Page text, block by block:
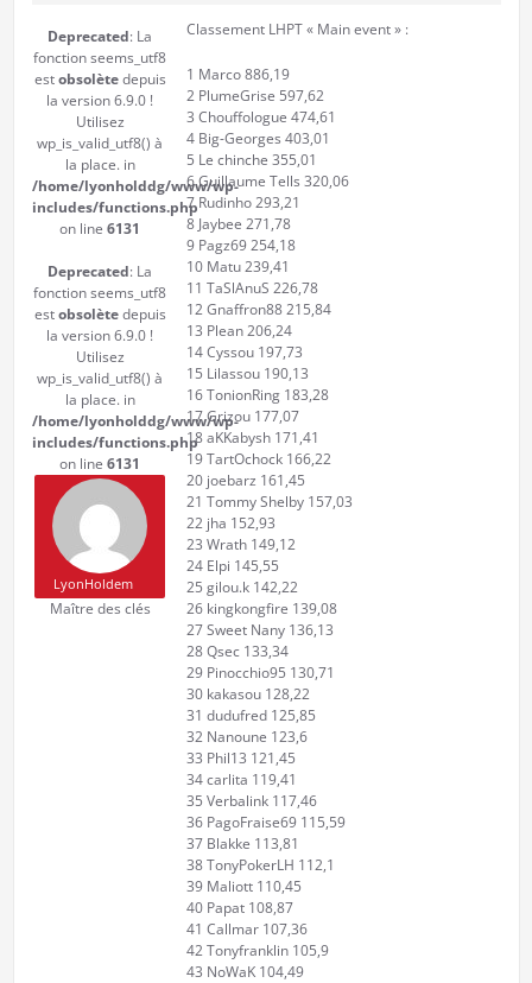
Deprecated: La
fonction seems_utf8
estobsolètedepuis
la version 6.9.0 !
Utilisez
wp_is_valid_utf8() à
la place. in
/home/lyonholddg/www/wp-
includes/functions.php
on line 6131
Deprecated: La
fonction seems_utf8
estobsolètedepuis
la version 6.9.0 !
Utilisez
wp_is_valid_utf8() à
la place. in
/home/lyonholddg/www/wp-
includes/functions.php
on line 6131
LyonHoldem
Maître des clés
Classement LHPT « Main event » :
1 Marco 886,19
2 PlumeGrise 597,62
3 Chouffologue 474,61
4 Big-Georges 403,01
5 Le chinche 355,01
6 Guillaume Tells 320,06
7 Rudinho 293,21
8 Jaybee 271,78
9 Pagz69 254,18
10 Matu 239,41
11 TaSlAnuS 226,78
12 Gnaffron88 215,84
13 Plean 206,24
14 Cyssou 197,73
15 Lilassou 190,13
16 TonionRing 183,28
17 Grizou 177,07
18 aKKabysh 171,41
19 TartOchock 166,22
20 joebarz 161,45
21 Tommy Shelby 157,03
22 jha 152,93
23 Wrath 149,12
24 Elpi 145,55
25 gilou.k 142,22
26 kingkongfire 139,08
27 Sweet Nany 136,13
28 Qsec 133,34
29 Pinocchio95 130,71
30 kakasou 128,22
31 dudufred 125,85
32 Nanoune 123,6
33 Phil13 121,45
34 carlita 119,41
35 Verbalink 117,46
36 PagoFraise69 115,59
37 Blakke 113,81
38 TonyPokerLH 112,1
39 Maliott 110,45
40 Papat 108,87
41 Callmar 107,36
42 Tonyfranklin 105,9
43 NoWaK 104,49